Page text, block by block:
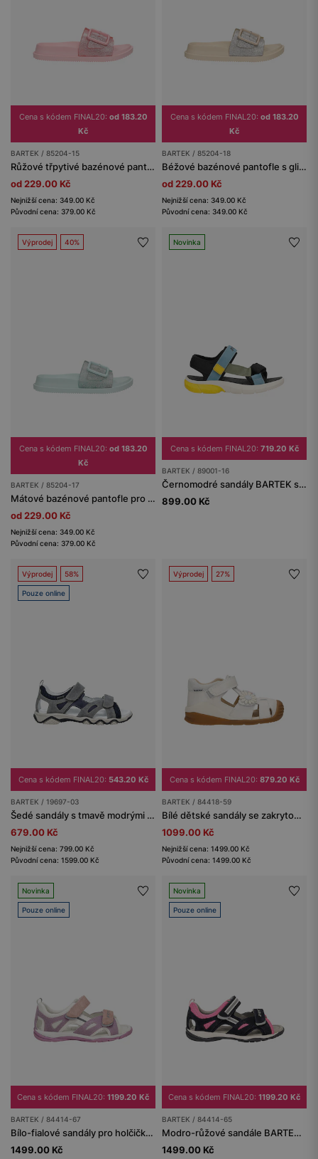
Cena s kódem FINAL20: od 183.20
Kč
BARTEK / 85204-15
Růžové třpytivé bazénové pantofle dívčí BARTEK 85204-15
od 229.00 Kč
Nejnižší cena: 349.00 Kč
Původní cena: 379.00 Kč
Cena s kódem FINAL20: od 183.20
Kč
BARTEK / 85204-18
Béžové bazénové pantofle s glitrem BARTEK 85204-18
od 229.00 Kč
Nejnižší cena: 349.00 Kč
Původní cena: 349.00 Kč
Výprodej 40%
Cena s kódem FINAL20: od 183.20
Kč
BARTEK / 85204-17
Mátové bazénové pantofle pro dívky BARTEK 85204-17
od 229.00 Kč
Nejnižší cena: 349.00 Kč
Původní cena: 379.00 Kč
Novinka
Cena s kódem FINAL20: 719.20 Kč
BARTEK / 89001-16
Černomodré sandály BARTEK se žlutými prvky 89001-16
899.00 Kč
Výprodej 58%
Pouze online
Cena s kódem FINAL20: 543.20 Kč
BARTEK / 19697-03
Šedé sandály s tmavě modrými vložkami BARTEK 19697-03
679.00 Kč
Nejnižší cena: 799.00 Kč
Původní cena: 1599.00 Kč
Výprodej 27%
Cena s kódem FINAL20: 879.20 Kč
BARTEK / 84418-59
Bílé dětské sandály se zakrytou špičkou BARTEK 84418-59
1099.00 Kč
Nejnižší cena: 1499.00 Kč
Původní cena: 1499.00 Kč
Novinka
Pouze online
Cena s kódem FINAL20: 1199.20 Kč
BARTEK / 84414-67
Bílo-fialové sandály pro holčičky BARTEK 84414-67
1499.00 Kč
Novinka
Pouze online
Cena s kódem FINAL20: 1199.20 Kč
BARTEK / 84414-65
Modro-růžové sandále BARTEK 84414-65 na suchý zip
1499.00 Kč